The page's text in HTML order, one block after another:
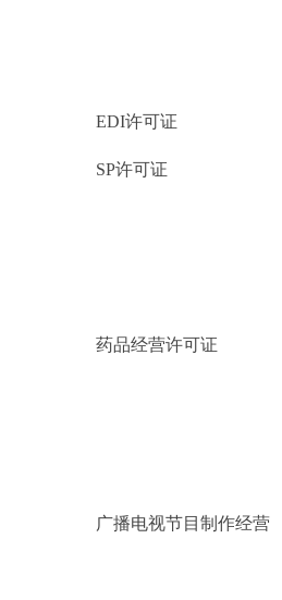
EDI许可证
SP许可证
药品经营许可证
广播电视节目制作经营